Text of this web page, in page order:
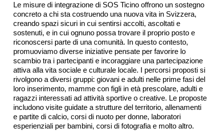
Le misure di integrazione di SOS Ticino offrono un sostegno
concreto a chi sta costruendo una nuova vita in Svizzera,
creando spazi sicuri in cui sentirsi accolti, ascoltati e
sostenuti, e in cui ognuno possa trovare il proprio posto e
riconoscersi parte di una comunità. In questo contesto,
promuoviamo diverse iniziative pensate per favorire lo
scambio tra i partecipanti e incoraggiare una partecipazione
attiva alla vita sociale e culturale locale. I percorsi proposti si
rivolgono a diversi gruppi: giovani e adulti nelle prime fasi del
loro inserimento, mamme con figli in età prescolare, adulti e
ragazzi interessati ad attività sportive o creative. Le proposte
includono visite guidate a strutture del territorio, allenamenti
e partite di calcio, corsi di nuoto per donne, laboratori
esperienziali per bambini, corsi di fotografia e molto altro.